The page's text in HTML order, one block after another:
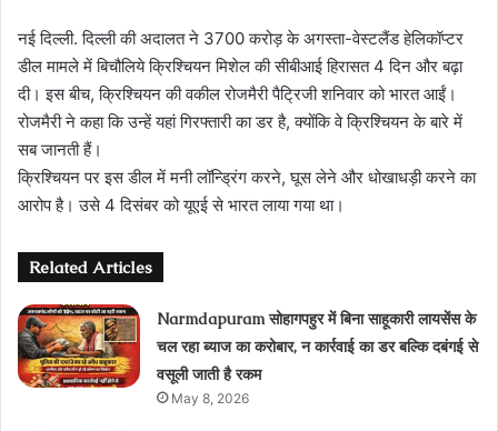
नई दिल्ली. दिल्ली की अदालत ने 3700 करोड़ के अगस्ता-वेस्टलैंड हेलिकॉप्टर
डील मामले में बिचौलिये क्रिश्चियन मिशेल की सीबीआई हिरासत 4 दिन और बढ़ा
दी। इस बीच, क्रिश्चियन की वकील रोजमैरी पैट्रिजी शनिवार को भारत आईं।
रोजमैरी ने कहा कि उन्हें यहां गिरफ्तारी का डर है, क्योंकि वे क्रिश्चियन के बारे में
सब जानती हैं।
क्रिश्चियन पर इस डील में मनी लॉन्ड्रिंग करने, घूस लेने और धोखाधड़ी करने का
आरोप है। उसे 4 दिसंबर को यूएई से भारत लाया गया था।
Related Articles
Narmdapuram सोहागपहुर में बिना साहूकारी लायसेंस के
चल रहा ब्‍याज का करोबार, न कार्रवाई का डर बल्कि दबंगई से
वसूली जाती है रकम
May 8, 2026